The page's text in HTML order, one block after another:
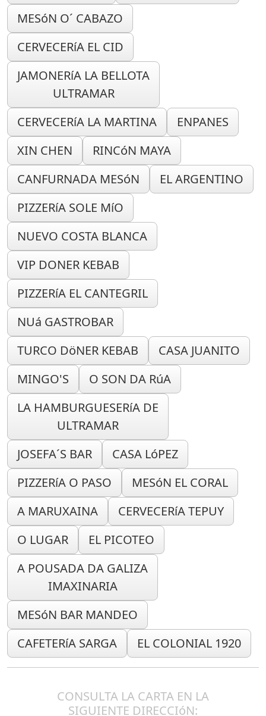
MESóN O´ CABAZO
CERVECERíA EL CID
JAMONERíA LA BELLOTA
ULTRAMAR
CERVECERíA LA MARTINA
ENPANES
XIN CHEN
RINCóN MAYA
CANFURNADA MESóN
EL ARGENTINO
PIZZERíA SOLE MíO
NUEVO COSTA BLANCA
VIP DONER KEBAB
PIZZERíA EL CANTEGRIL
NUá GASTROBAR
TURCO DöNER KEBAB
CASA JUANITO
MINGO'S
O SON DA RúA
LA HAMBURGUESERíA DE
ULTRAMAR
JOSEFA´S BAR
CASA LóPEZ
PIZZERíA O PASO
MESóN EL CORAL
A MARUXAINA
CERVECERíA TEPUY
O LUGAR
EL PICOTEO
A POUSADA DA GALIZA
IMAXINARIA
MESóN BAR MANDEO
CAFETERíA SARGA
EL COLONIAL 1920
CONSULTA LA CARTA EN LA
SIGUIENTE DIRECCIóN: